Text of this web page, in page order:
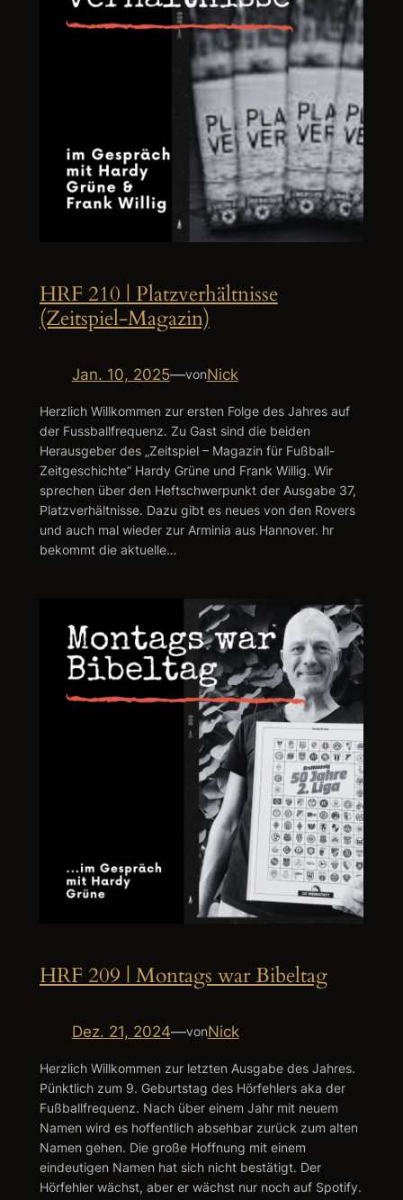
HRF 210 | Platzverhältnisse
(Zeitspiel-Magazin)
Jan. 10, 2025—vonNick
Herzlich Willkommen zur ersten Folge des Jahres auf
der Fussballfrequenz. Zu Gast sind die beiden
Herausgeber des „Zeitspiel – Magazin für Fußball-
Zeitgeschichte“ Hardy Grüne und Frank Willig. Wir
sprechen über den Heftschwerpunkt der Ausgabe 37,
Platzverhältnisse. Dazu gibt es neues von den Rovers
und auch mal wieder zur Arminia aus Hannover. hr
bekommt die aktuelle…
HRF 209 | Montags war Bibeltag
Dez. 21, 2024—vonNick
Herzlich Willkommen zur letzten Ausgabe des Jahres.
Pünktlich zum 9. Geburtstag des Hörfehlers aka der
Fußballfrequenz. Nach über einem Jahr mit neuem
Namen wird es hoffentlich absehbar zurück zum alten
Namen gehen. Die große Hoffnung mit einem
eindeutigen Namen hat sich nicht bestätigt. Der
Hörfehler wächst, aber er wächst nur noch auf Spotify.